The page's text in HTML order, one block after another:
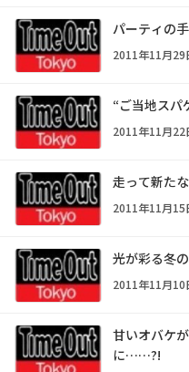
パーティの
2011年11月29
“ご当地スパ
2011年11月22
走って新た
2011年11月15
光が彩る冬
2011年11月10
甘いオバケ
に……?!